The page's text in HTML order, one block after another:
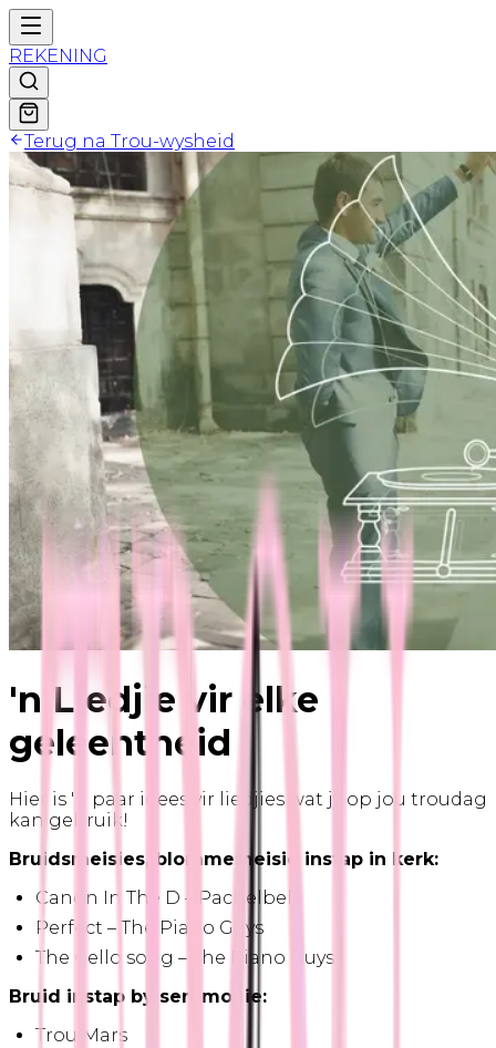
REKENING
Terug na Trou-wysheid
'n Liedjie vir elke
geleentheid
Hier is 'n paar idees vir liedjies wat jy op jou troudag
kan gebruik!
Bruidsmeisies, blommemeisie instap in kerk:
Canon In The D – Pachelbell
Perfect – The Piano Guys
The Cello song – The Piano Guys
Bruid instap by seremonie:
Trou Mars